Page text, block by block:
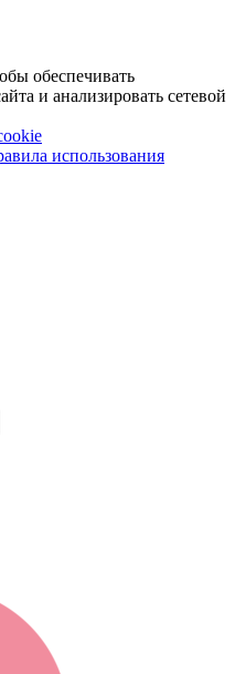
обеспечивать
и анализировать сетевой
использования